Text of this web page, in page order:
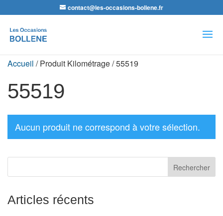
contact@les-occasions-bollene.fr
de
produits
Accueil / Produit Kilométrage / 55519
55519
Aucun produit ne correspond à votre sélection.
Articles récents